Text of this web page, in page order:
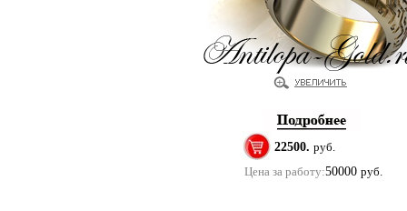
22500. руб.
Цена за работу:50000 руб.